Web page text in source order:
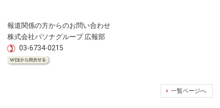
報道関係の方からのお問い合わせ
株式会社パソナグループ 広報部
03-6734-0215
一覧ページへ